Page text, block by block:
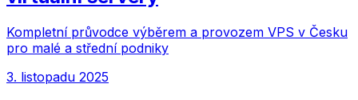
Kompletní průvodce výběrem a provozem VPS v Česku
pro malé a střední podniky
3. listopadu 2025